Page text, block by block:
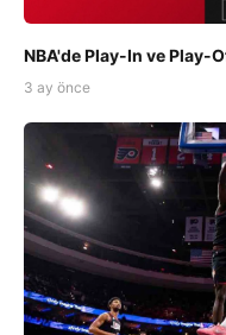
NBA'de Play-In ve Play-
3 ay önce